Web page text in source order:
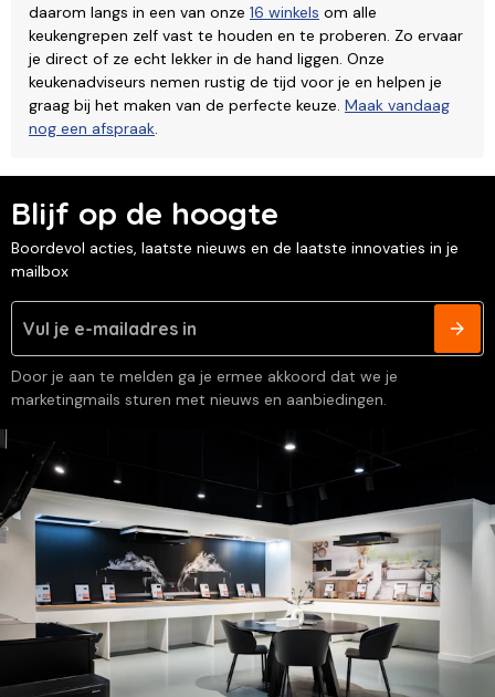
daarom langs in een van onze 16 winkels om alle
keukengrepen zelf vast te houden en te proberen. Zo ervaar
je direct of ze echt lekker in de hand liggen. Onze
keukenadviseurs nemen rustig de tijd voor je en helpen je
graag bij het maken van de perfecte keuze. Maak vandaag
nog een afspraak
Blijf op de hoogte
Boordevol acties, laatste nieuws en de laatste innovaties in je
mailbox
Door je aan te melden ga je ermee akkoord dat we je
marketingmails sturen met nieuws en aanbiedingen.